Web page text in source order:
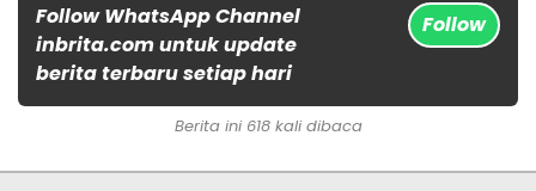
Follow WhatsApp Channel
inbrita.com untuk update
berita terbaru setiap hari
Follow
Berita ini 618 kali dibaca